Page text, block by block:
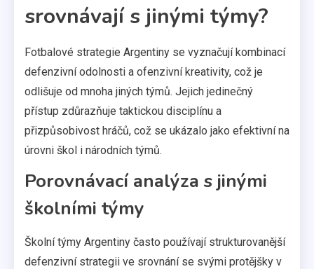
srovnávají s jinými týmy?
Fotbalové strategie Argentiny se vyznačují kombinací
defenzivní odolnosti a ofenzivní kreativity, což je
odlišuje od mnoha jiných týmů. Jejich jedinečný
přístup zdůrazňuje taktickou disciplínu a
přizpůsobivost hráčů, což se ukázalo jako efektivní na
úrovni škol i národních týmů.
Porovnávací analýza s jinými
školními týmy
Školní týmy Argentiny často používají strukturovanější
defenzivní strategii ve srovnání se svými protějšky v